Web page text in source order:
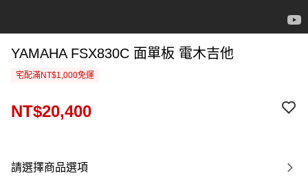
YAMAHA FSX830C 面單板 電木吉他
宅配滿NT$1,000免運
NT$20,400
請選擇商品選項